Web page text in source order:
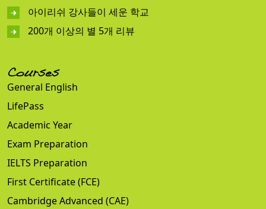
아이리쉬 강사들이 세운 학교
200개 이상의 별 5개 리뷰
Courses
General English
LifePass
Academic Year
Exam Preparation
IELTS Preparation
First Certificate (FCE)
Cambridge Advanced (CAE)